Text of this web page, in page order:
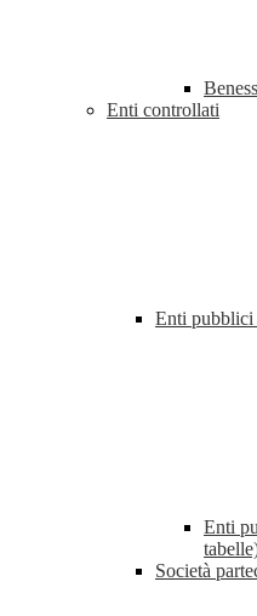
Enti controllati
Enti
Enti
Società